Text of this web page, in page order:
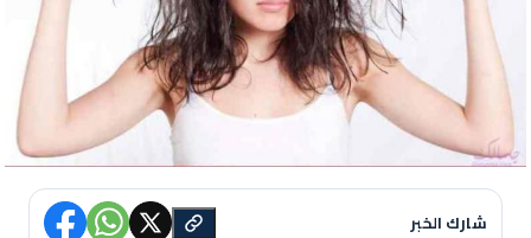
شارك الخبر